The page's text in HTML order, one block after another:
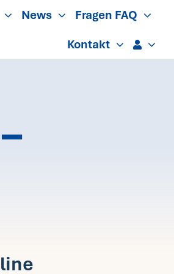
News
Fragen FAQ
Kontakt